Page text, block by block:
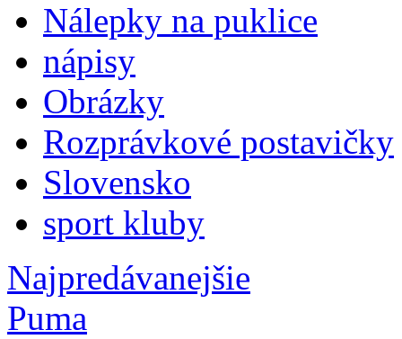
Nálepky na puklice
nápisy
Obrázky
Rozprávkové postavičky
Slovensko
sport kluby
Najpredávanejšie
Puma